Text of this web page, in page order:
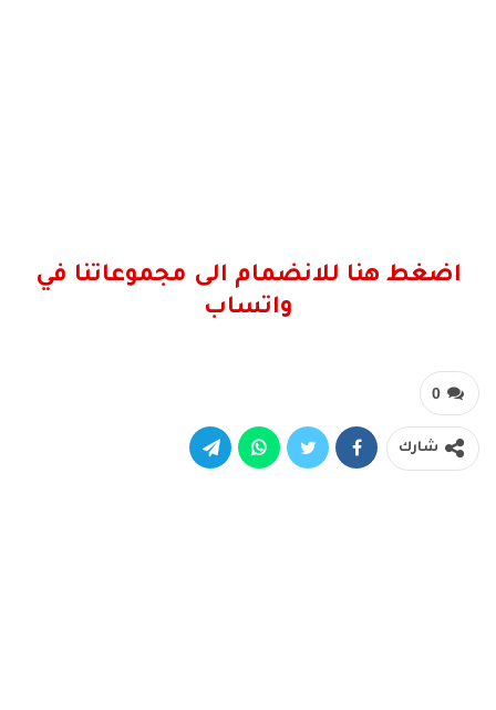
اضغط هنا للانضمام الى مجموعاتنا في
واتساب
0
شارك